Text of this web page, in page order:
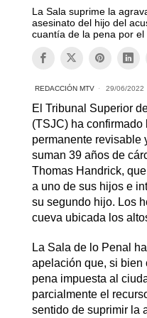
La Sala suprime la
asesinato del hijo del
cuantía de la pena por el
REDACCIÓN MTV 29/06/2022
El Tribunal Superior
(TSJC) ha
permanente revisable
suman 39 años de
Thomas Handrick,
a uno de sus hijos e
su segundo hijo. Los
cueva ubicada los
La Sala de lo Penal
apelación que, si bien
pena impuesta al
parcialmente el
sentido de suprimir la